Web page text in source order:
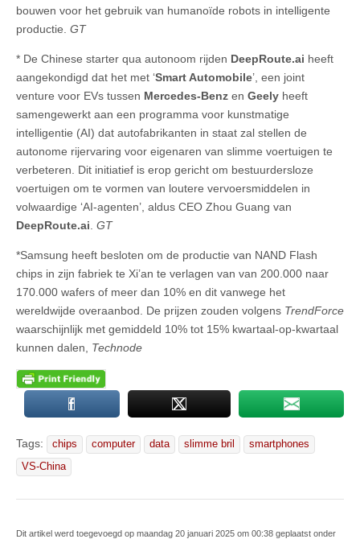
bouwen voor het gebruik van humanoïde robots in intelligente
productie. GT
* De Chinese starter qua autonoom rijden DeepRoute.ai heeft
aangekondigd dat het met ‘Smart Automobile’, een joint
venture voor EVs tussen Mercedes-Benz en Geely heeft
samengewerkt aan een programma voor kunstmatige
intelligentie (AI) dat autofabrikanten in staat zal stellen de
autonome rijervaring voor eigenaren van slimme voertuigen te
verbeteren. Dit initiatief is erop gericht om bestuurdersloze
voertuigen om te vormen van loutere vervoersmiddelen in
volwaardige ‘AI-agenten’, aldus CEO Zhou Guang van
DeepRoute.ai. GT
*Samsung heeft besloten om de productie van NAND Flash
chips in zijn fabriek te Xi’an te verlagen van van 200.000 naar
170.000 wafers of meer dan 10% en dit vanwege het
wereldwijde overaanbod. De prijzen zouden volgens TrendForce
waarschijnlijk met gemiddeld 10% tot 15% kwartaal-op-kwartaal
kunnen dalen, Technode
Tags: chips computer data slimme bril
smartphones
VS-China
Dit artikel werd toegevoegd op maandag 20 januari 2025 om 00:38 geplaatst onder